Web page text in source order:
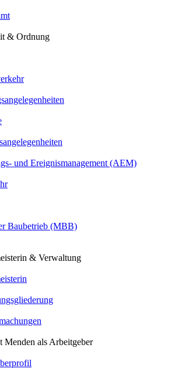
& Ordnung
und Ereignismanagement (AEM)
Baubetrieb (MBB)
& Verwaltung
Menden als Arbeitgeber